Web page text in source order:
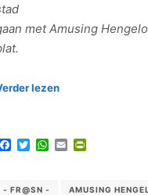
met Amusing
lezen
Facebook
TwitterWhatsApp
Email
- FR@SN - AMUSING